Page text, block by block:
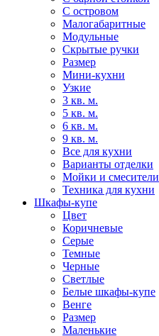
С островом
Малогабаритные
Модульные
Скрытые ручки
Размер
Мини-кухни
Узкие
3 кв. м.
5 кв. м.
6 кв. м.
9 кв. м.
Все для кухни
Варианты отделки
Мойки и смесители
Техника для кухни
Шкафы-купе
Цвет
Коричневые
Серые
Темные
Черные
Светлые
Белые шкафы-купе
Венге
Размер
Маленькие